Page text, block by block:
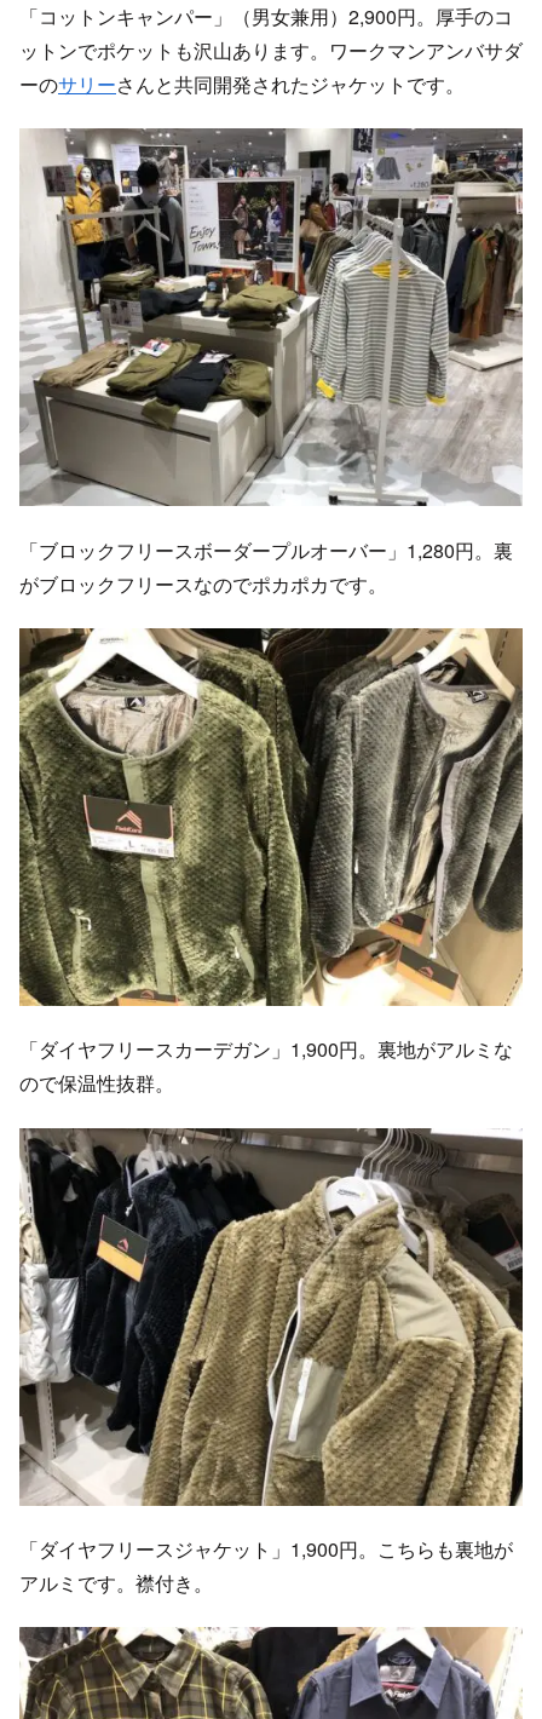
「コットンキャンパー」（男女兼用）2,900円。厚手のコ
ットンでポケットも沢山あります。ワークマンアンバサダ
ーのサリーさんと共同開発されたジャケットです。
「ブロックフリースボーダープルオーバー」1,280円。裏
がブロックフリースなのでポカポカです。
「ダイヤフリースカーデガン」1,900円。裏地がアルミな
ので保温性抜群。
「ダイヤフリースジャケット」1,900円。こちらも裏地が
アルミです。襟付き。